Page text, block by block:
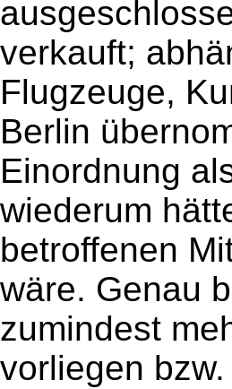
verkauft;
Flugzeuge,
Berlin
Einordnung
wiederum
betroffenen
wäre. Genau
zumindest
vorliegen